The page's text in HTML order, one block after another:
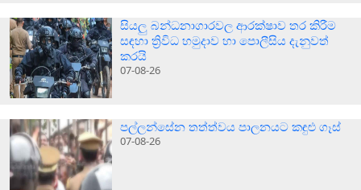
සියලු බන්ධනාගාරවල ආරක්ෂාව තර කිරීම
සඳහා ත්‍රිවිධ හමුදාව හා පොලීසිය දැනුවත්
කරයි
07-08-26
පල්ලන්සේන තත්ත්වය පාලනයට කඳුළු ගෑස්
07-08-26